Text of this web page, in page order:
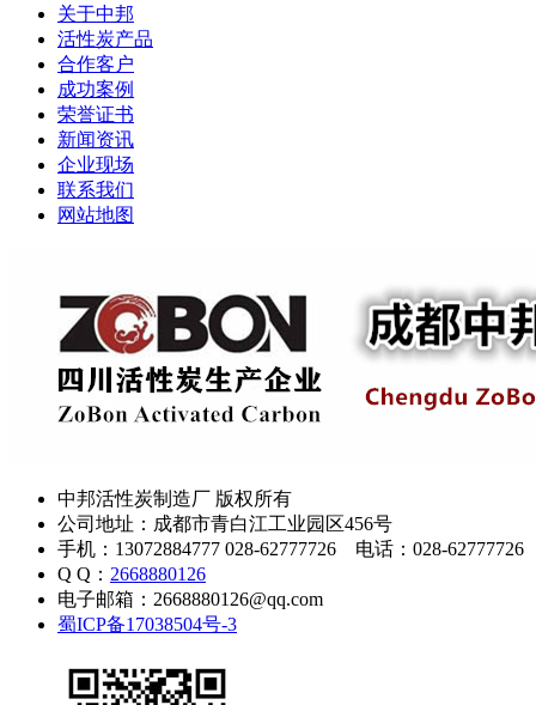
关于中邦
活性炭产品
合作客户
成功案例
荣誉证书
新闻资讯
企业现场
联系我们
网站地图
中邦活性炭制造厂 版权所有
公司地址：成都市青白江工业园区456号
手机：13072884777 028-62777726 电话：028-62777726
Q Q： 2668880126
电子邮箱：2668880126@qq.com
蜀ICP备17038504号-3